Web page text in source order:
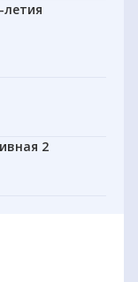
летия
2